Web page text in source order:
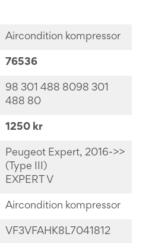
Aircondition kompressor
76536
98 301 488 8098 301
488 80
1250 kr
Peugeot Expert, 2016->>
(Type III)
EXPERT V
Aircondition kompressor
VF3VFAHK8L7041812